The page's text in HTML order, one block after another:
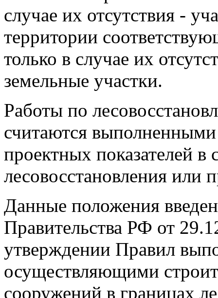
случае их отсутствия -
территории
только в случае их
земельные участки.
Работы по
считаются
проектных показателей в
лесовосстановления или
Данные положения
Правительства РФ от
утверждении Правил
осуществляющими
сооружений в границах